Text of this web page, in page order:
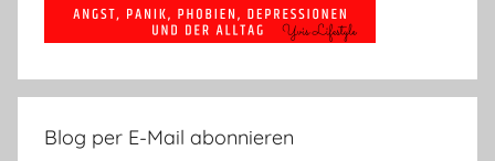
Blog per E-Mail abonnieren